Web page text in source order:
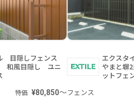
目隠しフェンス
和風目隠し ユニ
特価 ¥80,850～
エクス
やまと
ットフェ
フェンス